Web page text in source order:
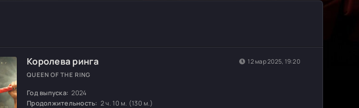
Королева ринга
QUEEN OF THE RING
Год выпуска: 2024
Продолжительность: 2 ч. 10 м. (130 м.)
12 мар 2025, 19:20